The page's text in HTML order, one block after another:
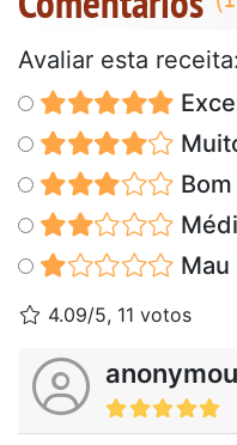
Avaliar esta receita:
Bom
Mau
4.09/5, 11 votos